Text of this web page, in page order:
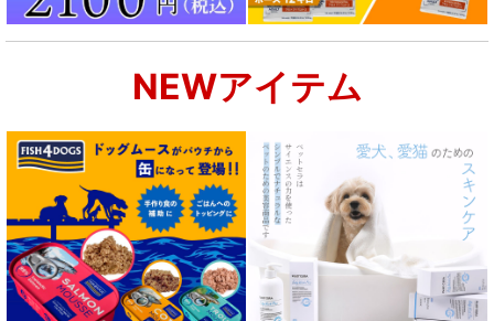
NEWアイテム